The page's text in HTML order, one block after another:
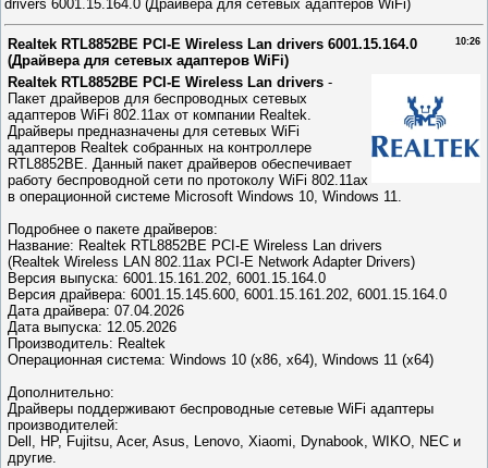
drivers 6001.15.164.0 (Драйвера для сетевых адаптеров WiFi)
10:26
Realtek RTL8852BE PCI-E Wireless Lan drivers 6001.15.164.0
(Драйвера для сетевых адаптеров WiFi)
Realtek RTL8852BE PCI-E Wireless Lan drivers -
Пакет драйверов для беспроводных сетевых
адаптеров WiFi 802.11ax от компании Realtek.
Драйверы предназначены для сетевых WiFi
адаптеров Realtek собранных на контроллере
RTL8852BE. Данный пакет драйверов обеспечивает
работу беспроводной сети по протоколу WiFi 802.11ax
в операционной системе Microsoft Windows 10, Windows 11.
Подробнее о пакете драйверов:
Название: Realtek RTL8852BE PCI-E Wireless Lan drivers
(Realtek Wireless LAN 802.11ax PCI-E Network Adapter Drivers)
Версия выпуска: 6001.15.161.202, 6001.15.164.0
Версия драйвера: 6001.15.145.600, 6001.15.161.202, 6001.15.164.0
Дата драйвера: 07.04.2026
Дата выпуска: 12.05.2026
Производитель: Realtek
Операционная система: Windows 10 (x86, x64), Windows 11 (x64)
Дополнительно:
Драйверы поддерживают беспроводные сетевые WiFi адаптеры
производителей:
Dell, HP, Fujitsu, Acer, Asus, Lenovo, Xiaomi, Dynabook, WIKO, NEC и
другие.